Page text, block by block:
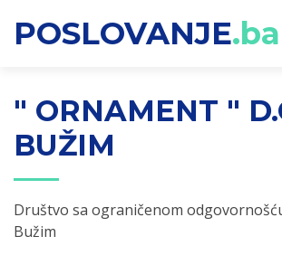
POSLOVANJE.ba
" ORNAMENT "
BUŽIM
Društvo sa ograničenom
Bužim